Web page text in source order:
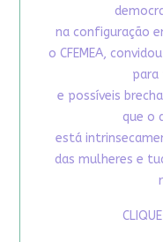
na configuração
o CFEMEA,
para
e possíveis
que o
está
das mulheres e